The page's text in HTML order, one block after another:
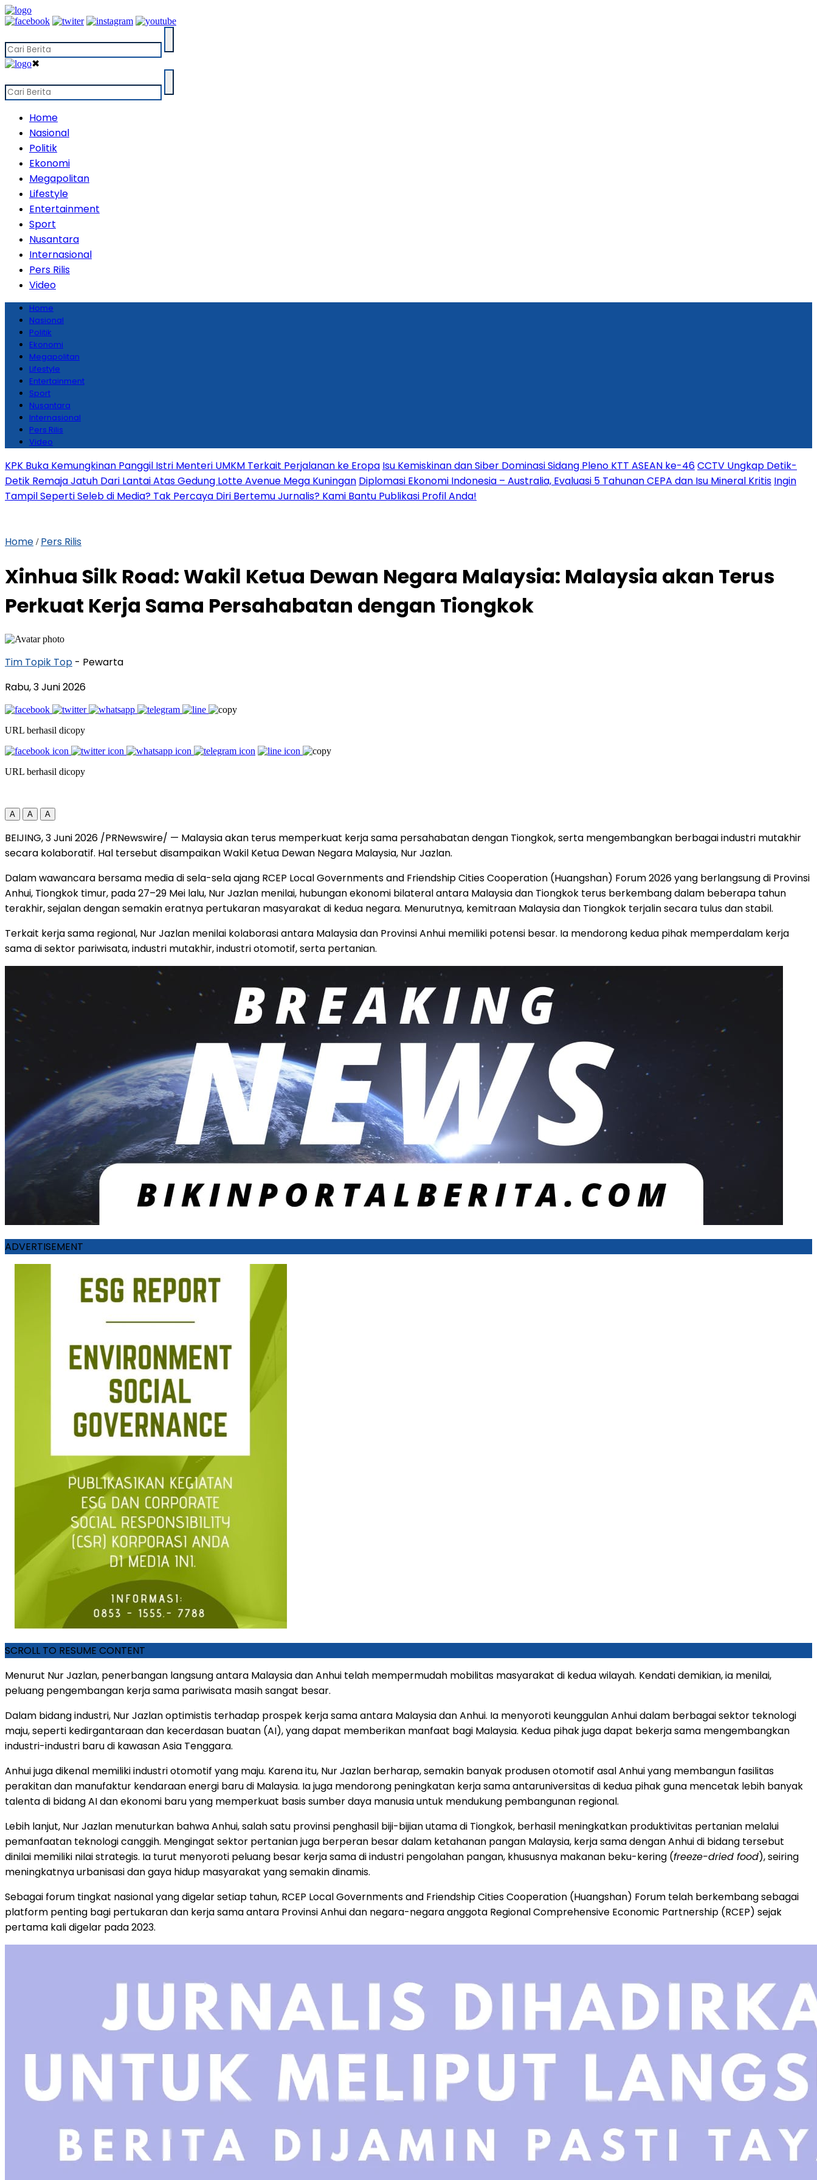
✖
Home
Nasional
Politik
Ekonomi
Megapolitan
Lifestyle
Entertainment
Sport
Nusantara
Internasional
Pers Rilis
Video
Home
Nasional
Politik
Ekonomi
Megapolitan
Lifestyle
Entertainment
Sport
Nusantara
Internasional
Pers Rilis
Video
KPK Buka Kemungkinan Panggil Istri Menteri UMKM Terkait Perjalanan ke Eropa Isu Kemiskinan dan Siber Dominasi Sidang Pleno KTT ASEAN ke-46CCTV Ungkap Detik-
Detik Remaja Jatuh Dari Lantai Atas Gedung Lotte Avenue Mega Kuningan Diplomasi Ekonomi Indonesia – Australia, Evaluasi 5 Tahunan CEPA dan Isu Mineral Kritis Ingin
Tampil Seperti Seleb di Media? Tak Percaya Diri Bertemu Jurnalis? Kami Bantu Publikasi Profil Anda!
Home / Pers Rilis
Xinhua Silk Road: Wakil Ketua Dewan Negara Malaysia: Malaysia akan Terus
Perkuat Kerja Sama Persahabatan dengan Tiongkok
Tim Topik Top - Pewarta
Rabu, 3 Juni 2026
URL berhasil dicopy
URL berhasil dicopy
A A A
BEIJING, 3 Juni 2026 /PRNewswire/ — Malaysia akan terus memperkuat kerja sama persahabatan dengan Tiongkok, serta mengembangkan berbagai industri mutakhir
secara kolaboratif. Hal tersebut disampaikan Wakil Ketua Dewan Negara Malaysia, Nur Jazlan.
Dalam wawancara bersama media di sela-sela ajang RCEP Local Governments and Friendship Cities Cooperation (Huangshan) Forum 2026 yang berlangsung di Provinsi
Anhui, Tiongkok timur, pada 27–29 Mei lalu, Nur Jazlan menilai, hubungan ekonomi bilateral antara Malaysia dan Tiongkok terus berkembang dalam beberapa tahun
terakhir, sejalan dengan semakin eratnya pertukaran masyarakat di kedua negara. Menurutnya, kemitraan Malaysia dan Tiongkok terjalin secara tulus dan stabil.
Terkait kerja sama regional, Nur Jazlan menilai kolaborasi antara Malaysia dan Provinsi Anhui memiliki potensi besar. Ia mendorong kedua pihak memperdalam kerja
sama di sektor pariwisata, industri mutakhir, industri otomotif, serta pertanian.
ADVERTISEMENT
SCROLL TO RESUME CONTENT
Menurut Nur Jazlan, penerbangan langsung antara Malaysia dan Anhui telah mempermudah mobilitas masyarakat di kedua wilayah. Kendati demikian, ia menilai,
peluang pengembangan kerja sama pariwisata masih sangat besar.
Dalam bidang industri, Nur Jazlan optimistis terhadap prospek kerja sama antara Malaysia dan Anhui. Ia menyoroti keunggulan Anhui dalam berbagai sektor teknologi
maju, seperti kedirgantaraan dan kecerdasan buatan (AI), yang dapat memberikan manfaat bagi Malaysia. Kedua pihak juga dapat bekerja sama mengembangkan
industri-industri baru di kawasan Asia Tenggara.
Anhui juga dikenal memiliki industri otomotif yang maju. Karena itu, Nur Jazlan berharap, semakin banyak produsen otomotif asal Anhui yang membangun fasilitas
perakitan dan manufaktur kendaraan energi baru di Malaysia. Ia juga mendorong peningkatan kerja sama antaruniversitas di kedua pihak guna mencetak lebih banyak
talenta di bidang AI dan ekonomi baru yang memperkuat basis sumber daya manusia untuk mendukung pembangunan regional.
Lebih lanjut, Nur Jazlan menuturkan bahwa Anhui, salah satu provinsi penghasil biji-bijian utama di Tiongkok, berhasil meningkatkan produktivitas pertanian melalui
pemanfaatan teknologi canggih. Mengingat sektor pertanian juga berperan besar dalam ketahanan pangan Malaysia, kerja sama dengan Anhui di bidang tersebut
dinilai memiliki nilai strategis. Ia turut menyoroti peluang besar kerja sama di industri pengolahan pangan, khususnya makanan beku-kering (freeze-dried food), seiring
meningkatnya urbanisasi dan gaya hidup masyarakat yang semakin dinamis.
Sebagai forum tingkat nasional yang digelar setiap tahun, RCEP Local Governments and Friendship Cities Cooperation (Huangshan) Forum telah berkembang sebagai
platform penting bagi pertukaran dan kerja sama antara Provinsi Anhui dan negara-negara anggota Regional Comprehensive Economic Partnership (RCEP) sejak
pertama kali digelar pada 2023.